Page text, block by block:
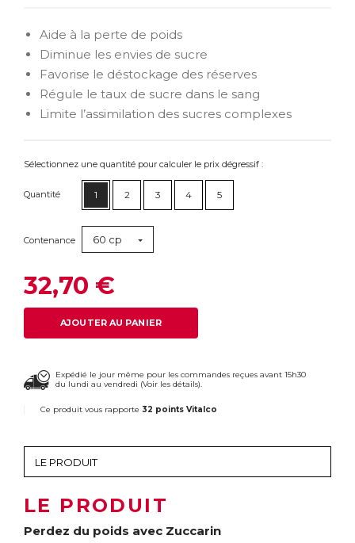
Aide à la perte de poids
Diminue les envies de sucre
Favorise le déstockage des réserves
Régule le taux de sucre dans le sang
Limite l’assimilation des sucres complexes
Sélectionnez une quantité pour calculer le prix dégressif :
Quantité 1 2 3 4 5
Contenance 60 cp
32,70 €
AJOUTER AU PANIER
Expédié le jour même pour les commandes reçues avant 15h30
du lundi au vendredi (Voir les détails).
Ce produit vous rapporte 32 points Vitalco
LE PRODUIT
Perdez du poids avec Zuccarin